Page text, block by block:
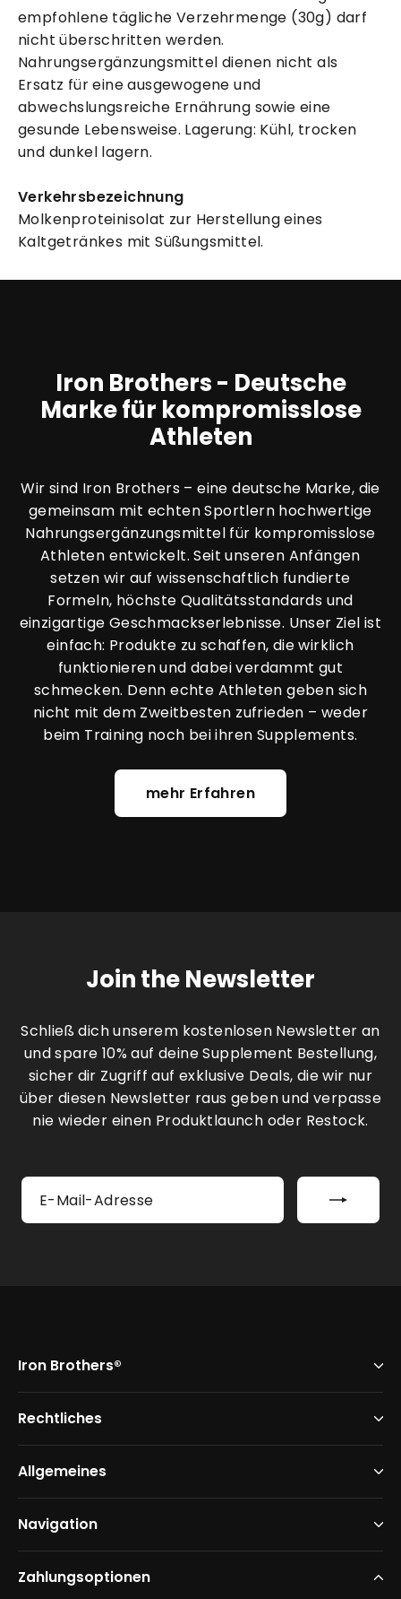
empfohlene tägliche Verzehrmenge (30g) darf
nicht überschritten werden.
Nahrungsergänzungsmittel dienen nicht als
Ersatz für eine ausgewogene und
abwechslungsreiche Ernährung sowie eine
gesunde Lebensweise. Lagerung: Kühl, trocken
und dunkel lagern.
Verkehrsbezeichnung
Molkenproteinisolat zur Herstellung eines
Kaltgetränkes mit Süßungsmittel.
Iron Brothers - Deutsche
Marke für kompromisslose
Athleten
Wir sind Iron Brothers – eine deutsche Marke, die
gemeinsam mit echten Sportlern hochwertige
Nahrungsergänzungsmittel für kompromisslose
Athleten entwickelt. Seit unseren Anfängen
setzen wir auf wissenschaftlich fundierte
Formeln, höchste Qualitätsstandards und
einzigartige Geschmackserlebnisse. Unser Ziel ist
einfach: Produkte zu schaffen, die wirklich
funktionieren und dabei verdammt gut
schmecken. Denn echte Athleten geben sich
nicht mit dem Zweitbesten zufrieden – weder
beim Training noch bei ihren Supplements.
mehr Erfahren
Join the Newsletter
Schließ dich unserem kostenlosen Newsletter an
und spare 10% auf deine Supplement Bestellung,
sicher dir Zugriff auf exklusive Deals, die wir nur
über diesen Newsletter raus geben und verpasse
nie wieder einen Produktlaunch oder Restock.
Abonnieren
Iron Brothers®
Rechtliches
Allgemeines
Navigation
Zahlungsoptionen